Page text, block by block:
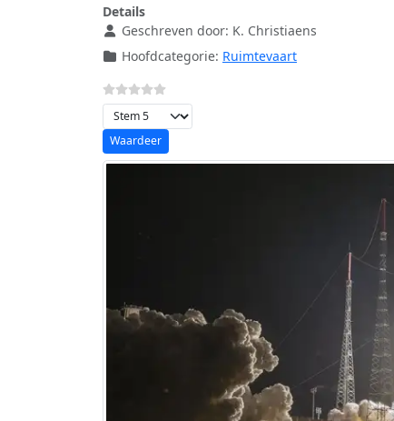
Details
Geschreven door: K. Christiaens
Hoofdcategorie: Ruimtevaart
Voeg waardering toe